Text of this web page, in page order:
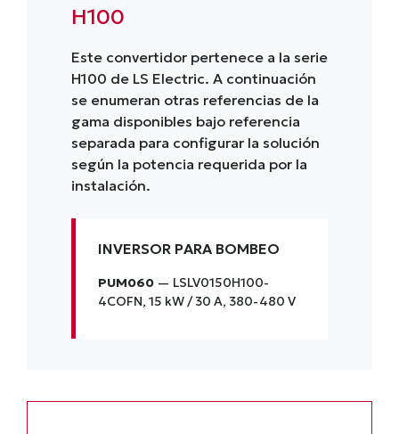
H100
Este convertidor pertenece a la serie
H100 de LS Electric. A continuación
se enumeran otras referencias de la
gama disponibles bajo referencia
separada para configurar la solución
según la potencia requerida por la
instalación.
INVERSOR PARA BOMBEO
PUM060 — LSLV0150H100-
4COFN, 15 kW / 30 A, 380-480 V